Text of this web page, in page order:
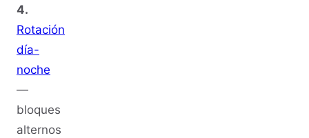
4.
Rotación
día-
noche
—
bloques
alternos